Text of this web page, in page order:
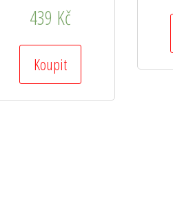
439 Kč
Koupit